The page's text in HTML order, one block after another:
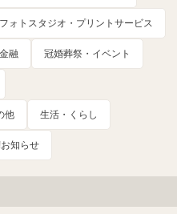
フォトスタジオ・プリントサービス
融 冠婚葬祭・イベント
他 生活・くらし
知らせ